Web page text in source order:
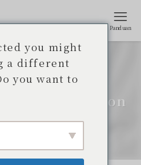
Panduan
kedua!
Corporation
you might
a different
you want to